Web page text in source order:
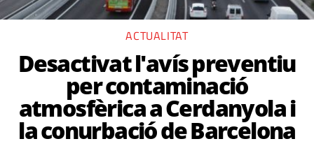
ACTUALITAT
Desactivat l'avís preventiu
per contaminació
atmosfèrica a Cerdanyola i
la conurbació de Barcelona